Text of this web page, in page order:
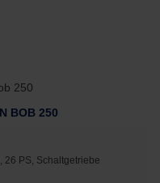
BOB 250
26 PS, Schaltgetriebe